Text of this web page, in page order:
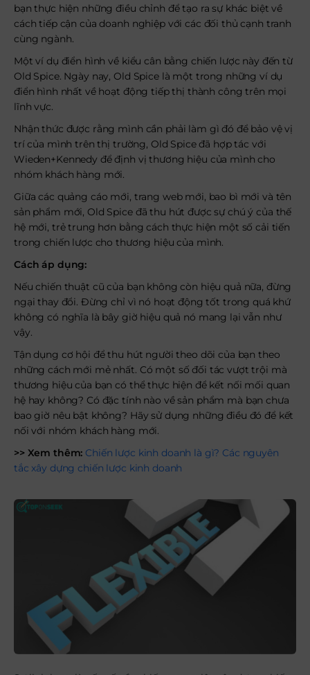
bạn thực hiện những điều chỉnh để tạo ra sự khác biệt về
cách tiếp cận của doanh nghiệp với các đối thủ cạnh tranh
cùng ngành.
Một ví dụ điển hình về kiểu cân bằng chiến lược này đến từ
Old Spice. Ngày nay, Old Spice là một trong những ví dụ
điển hình nhất về hoạt động tiếp thị thành công trên mọi
lĩnh vực.
Nhận thức được rằng mình cần phải làm gì đó để bảo vệ vị
trí của mình trên thị trường, Old Spice đã hợp tác với
Wieden+Kennedy để định vị thương hiệu của mình cho
nhóm khách hàng mới.
Giữa các quảng cáo mới, trang web mới, bao bì mới và tên
sản phẩm mới, Old Spice đã thu hút được sự chú ý của thế
hệ mới, trẻ trung hơn bằng cách thực hiện một số cải tiến
trong chiến lược cho thương hiệu của mình.
Cách áp dụng:
Nếu chiến thuật cũ của bạn không còn hiệu quả nữa, đừng
ngại thay đổi. Đừng chỉ vì nó hoạt động tốt trong quá khứ
không có nghĩa là bây giờ hiệu quả nó mang lại vẫn như
vậy.
Tận dụng cơ hội để thu hút người theo dõi của bạn theo
những cách mới mẻ nhất. Có một số đối tác vượt trội mà
thương hiệu của bạn có thể thực hiện để kết nối mối quan
hệ hay không? Có đặc tính nào về sản phẩm mà bạn chưa
bao giờ nêu bật không? Hãy sử dụng những điều đó để kết
nối với nhóm khách hàng mới.
>> Xem thêm: Chiến lược kinh doanh là gì? Các nguyên
tắc xây dựng chiến lược kinh doanh